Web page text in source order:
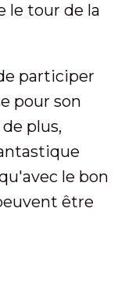
le tour de la
participer
pour son
plus,
le bon
être